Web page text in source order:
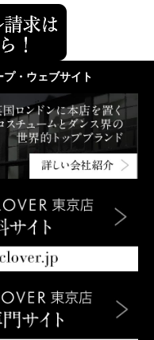
・ウェブサイト